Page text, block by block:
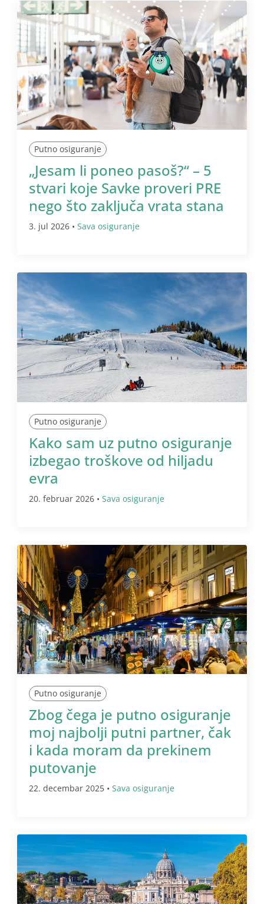
Putno osiguranje
„Jesam li poneo pasoš?“ – 5
stvari koje Savke proveri PRE
nego što zaključa vrata stana
3. jul 2026 • Sava osiguranje
Putno osiguranje
Kako sam uz putno osiguranje
izbegao troškove od hiljadu
evra
20. februar 2026 • Sava osiguranje
Putno osiguranje
Zbog čega je putno osiguranje
moj najbolji putni partner, čak
i kada moram da prekinem
putovanje
22. decembar 2025 • Sava osiguranje